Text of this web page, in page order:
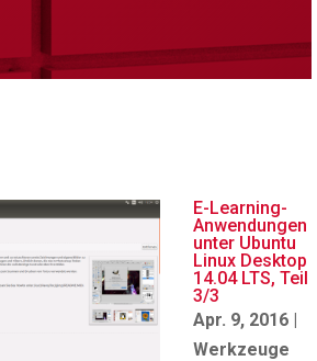
E-Learning-
Anwendungen
unter Ubuntu
Linux Desktop
14.04 LTS, Teil
3/3
Apr. 9, 2016 |
Werkzeuge